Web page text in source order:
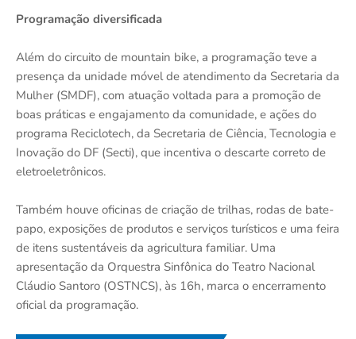
Programação diversificada
Além do circuito de mountain bike, a programação teve a
presença da unidade móvel de atendimento da Secretaria da
Mulher (SMDF), com atuação voltada para a promoção de
boas práticas e engajamento da comunidade, e ações do
programa Reciclotech, da Secretaria de Ciência, Tecnologia e
Inovação do DF (Secti), que incentiva o descarte correto de
eletroeletrônicos.
Também houve oficinas de criação de trilhas, rodas de bate-
papo, exposições de produtos e serviços turísticos e uma feira
de itens sustentáveis da agricultura familiar. Uma
apresentação da Orquestra Sinfônica do Teatro Nacional
Cláudio Santoro (OSTNCS), às 16h, marca o encerramento
oficial da programação.